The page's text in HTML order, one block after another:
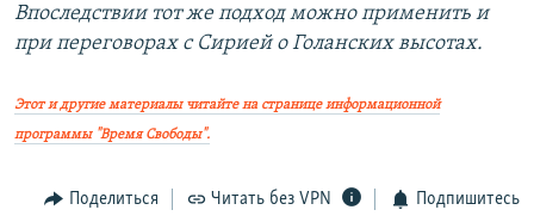
Впоследствии тот же подход можно применить и
при переговорах с Сирией о Голанских высотах.
Этот и другие материалы читайте на странице информационной
программы "Время Свободы".
Поделиться Читать без VPN Подпишитесь